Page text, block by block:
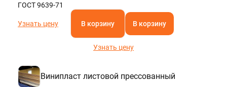
ГОСТ 9639-71
Узнать цену В корзину В корзину
Узнать цену
Винипласт листовой прессованный